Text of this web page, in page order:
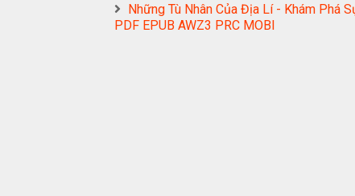
Những Tù Nhân Của Địa Lí - Khám Phá
PDF EPUB AWZ3 PRC MOBI